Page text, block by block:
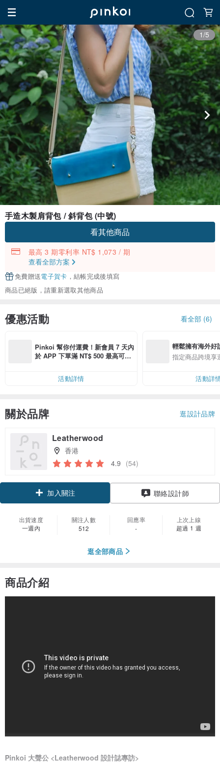
1/5
手造木製肩背包 / 斜背包 (中號)
看其他商品
最高 3 期零利率 NT$ 1,073 / 期
查看全部方案
免費贈送電子賀卡 ，結帳完成後填寫
商品已絕版，請重新選取其他商品
優惠活動 看全部 (6)
Pinkoi 幫你付運費！新會員 7 天內
於 APP 下單滿 NT$ 500 最高可折
活動詳情
輕鬆擁有海外好
指定商品跨境享
活動詳
關於品牌 逛設計品牌
Leatherwood
香港
4.9 (54)
加入關注 聯絡設計師
出貨速度
一週內
關注人數
512
回應率
-
上次上線
超過 1 週
逛全部商品
商品介紹
Pinkoi 大聲公 <Leatherwood 設計誌專訪>